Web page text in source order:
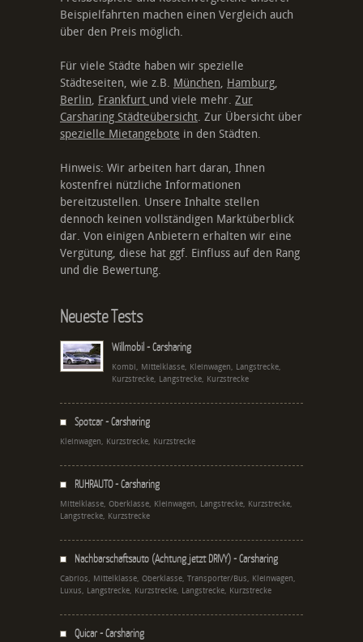
Beispielfahrten machen einen Vergleich auch
über den Preis möglich.
Für viele Städte haben wir spezielle
Städteseiten, wie z.B. München, Hamburg,
Berlin, Frankfurt und viele mehr. Zur
Carsharing Städteübersicht. Zur Übersicht über
spezielle Mietangebote in den Städten.
Hinweis: Wir arbeiten hart daran, Ihnen
kostenfrei nützliche Informationen
bereitzustellen. Unsere Inhalte stellen
dennoch keinen vollständigen Marktüberblick
dar. Von einigen Anbietern erhalten wir eine
Vergütung, diese hat ggf. Einfluss auf den Rang
und die Bewertung.
Neueste Tests
Willmobil - Carsharing
Kombi, Mittelklasse, Kleinwagen, Langstrecke,
Kurzstrecke, Langstrecke, Kurzstrecke
Spotcar - Carsharing
Kleinwagen, Kurzstrecke, Kurzstrecke
RUHRAUTO - Carsharing
Mittelklasse, Oberklasse, Kleinwagen, Langstrecke, Kurzstrecke,
Langstrecke, Kurzstrecke
Nachbarschaftsauto (Achtung jetzt DRIVY) - Carsharing
Cabrios, Mittelklasse, Oberklasse, Transporter/Bus, Kleinwagen,
Luxus, Langstrecke, Kurzstrecke, Langstrecke, Kurzstrecke
Quicar - Carsharing